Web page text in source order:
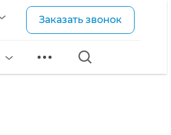
Заказать звонок